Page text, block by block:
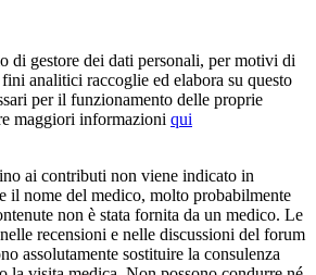
di gestore dei dati personali, per motivi di
analitici raccoglie ed elabora su questo
per il funzionamento delle proprie
maggiori informazioni qui
ai contributi non viene indicato in
il nome del medico, molto probabilmente
non è stata fornita da un medico. Le
recensioni e nelle discussioni del forum
assolutamente sostituire la consulenza